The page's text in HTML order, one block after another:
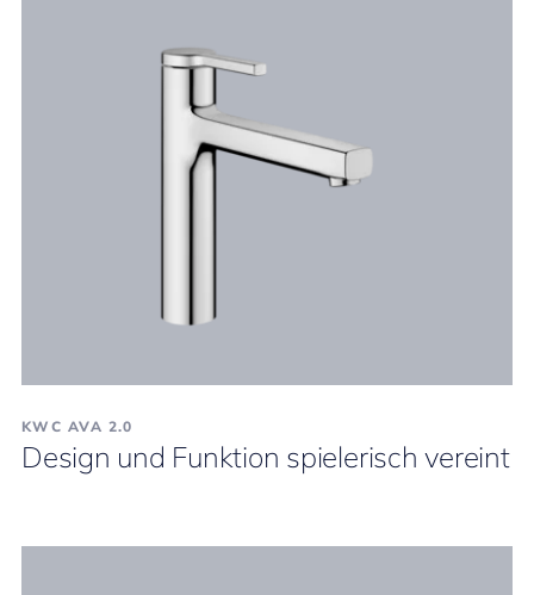
KWC AVA 2.0
Design und Funktion spielerisch vereint